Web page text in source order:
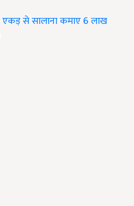
से सालाना कमाए 6 लाख